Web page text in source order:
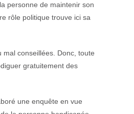
personne de maintenir son
rôle politique trouve ici sa
conseillées. Donc, toute
gratuitement des
une enquête en vue